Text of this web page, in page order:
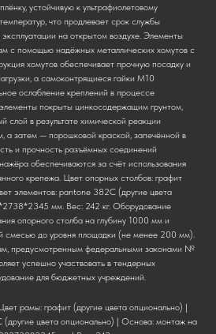
устойчивую к ультрафиолетовому
что продлевает срок службы
на открытом воздухе. Элементы
с помощью надёжных металлических хомутов с
хомутов обеспечивает прочную посадку и
а самоконтрящиеся гайки М10
ослабление креплений в процессе
покрыты цинкосодержащим грунтом,
в результате химической реакции
а затем — порошковой краской, запечённой в
и прочность разъёмных соединений
обеспечиваются за счёт использования
крепежа. Цвет опорных столбов: графит
элементов: pantone 382C (другие цвета
мм. Вес: 242 кг. Оборудование
опорного столба на глубину 1000 мм и
смесью до уровня площадки (не менее 200 мм).
предусмотренным федеральными законами №
успешно участвовать в тендерных
для бюджетных учреждений.
рамы: графит (другие цвета опционально) |
цвета опционально) | Основа: монтаж на